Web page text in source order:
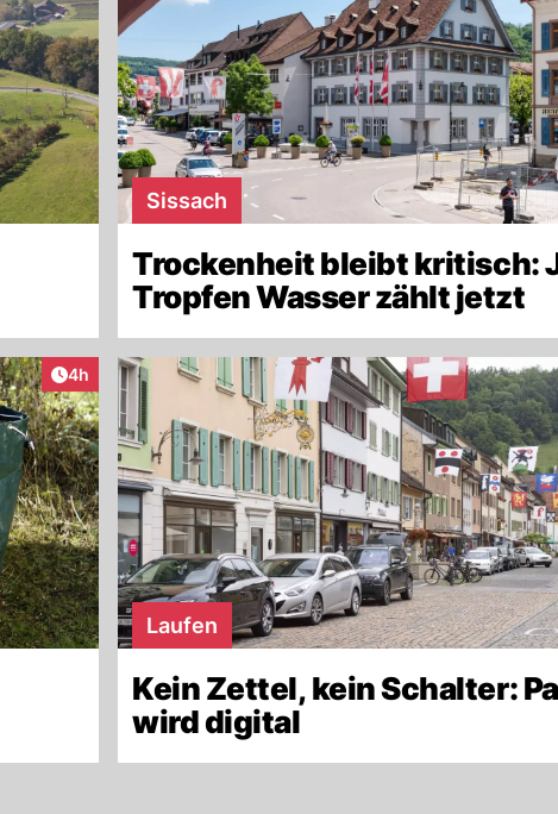
Sissach
Trockenheit bleibt kritisch:
Tropfen Wasser zählt jetzt
Artikel veröffentlicht:
4h
Laufen
Kein Zettel, kein Schalter:
wird digital